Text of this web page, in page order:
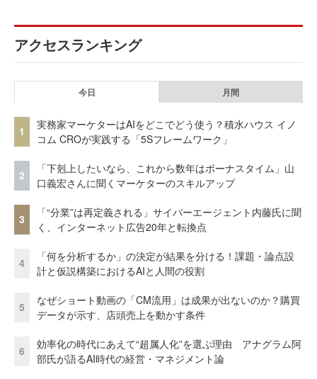
アクセスランキング
今日 月間
1
実務家マーケターはAIをどこでどう使う？積水ハウス イノ
コム CROが実践する「5Sフレームワーク」
2
「下剋上したいなら、これから数年はボーナスタイム」山
口義宏さんに聞くマーケターのスキルアップ
3
「“分業”は再定義される」サイバーエージェント内藤氏に聞
く、インターネット広告20年と転換点
4
「何を分析するか」の決定が結果を分ける！課題・論点設
計と仮説構築におけるAIと人間の役割
5
なぜショート動画の「CM流用」は成果が出ないのか？購買
データが示す、店頭売上を動かす条件
6
効率化の時代にあえて“超属人化”を選ぶ理由 アナグラム阿
部氏が語るAI時代の経営・マネジメント論